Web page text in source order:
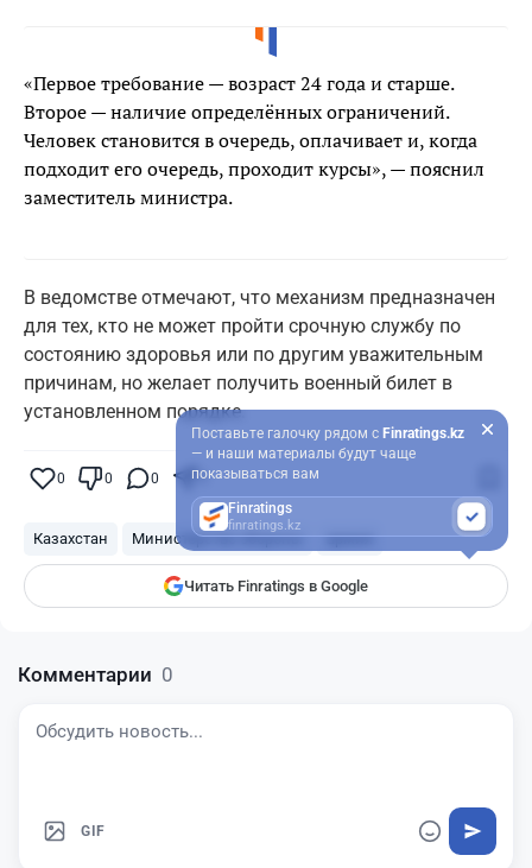
«Первое требование — возраст 24 года и старше.
Второе — наличие определённых ограничений.
Человек становится в очередь, оплачивает и, когда
подходит его очередь, проходит курсы», — пояснил
заместитель министра.
В ведомстве отмечают, что механизм предназначен
для тех, кто не может пройти срочную службу по
состоянию здоровья или по другим уважительным
причинам, но желает получить военный билет в
установленном порядке.
0 0 0 0
Казахстан Министерство обороны армия
Читать Finratings в Google
Поставьте галочку рядом с Finratings.kz
— и наши материалы будут чаще
показываться вам
Finratings
finratings.kz
Комментарии 0
GIF